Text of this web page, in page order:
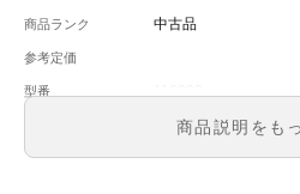
商品ランク 中古品
参考定価
型番
メンズ
文字盤 ブラック
商品説明をも